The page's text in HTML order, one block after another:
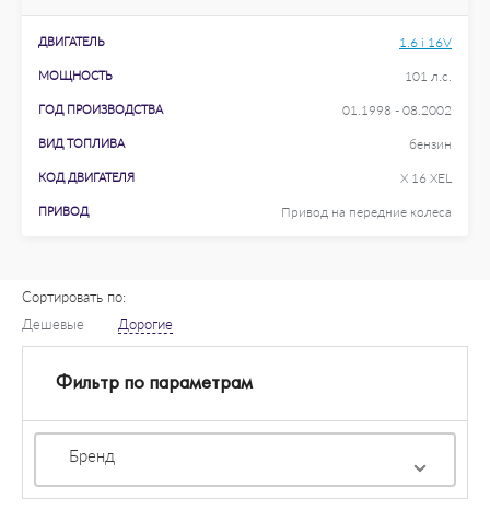
ДВИГАТЕЛЬ 1.6 i 16V
МОЩНОСТЬ 101 л.с.
ГОД ПРОИЗВОДСТВА 01.1998 - 08.2002
ВИД ТОПЛИВА бензин
КОД ДВИГАТЕЛЯ X 16 XEL
ПРИВОД Привод на передние колеса
Сортировать по:
Дешевые
Дорогие
Фильтр по параметрам
Бренд